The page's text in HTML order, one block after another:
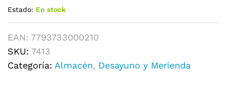
Estado: En stock
EAN: 7793733000210
SKU: 7413
Categoría: Almacén, Desayuno y Merienda